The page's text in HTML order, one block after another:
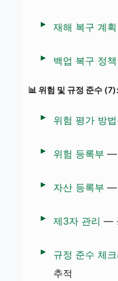
재해 복구 계획
백업 복구 정책
📊 위험 및 규정 준수 (7):
위험 평가 방
위험 등록부 —
자산 등록부 —
제3자 관리 —
규정 준수 체
추적